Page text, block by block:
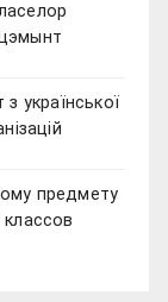
української
предмету